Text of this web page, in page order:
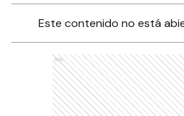
Este contenido no está
Ads